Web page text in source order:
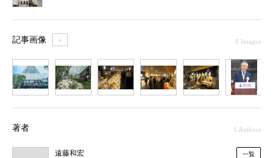
記事画像 ＋ 8 Images
著者 1 Authors
遠藤和宏 一覧